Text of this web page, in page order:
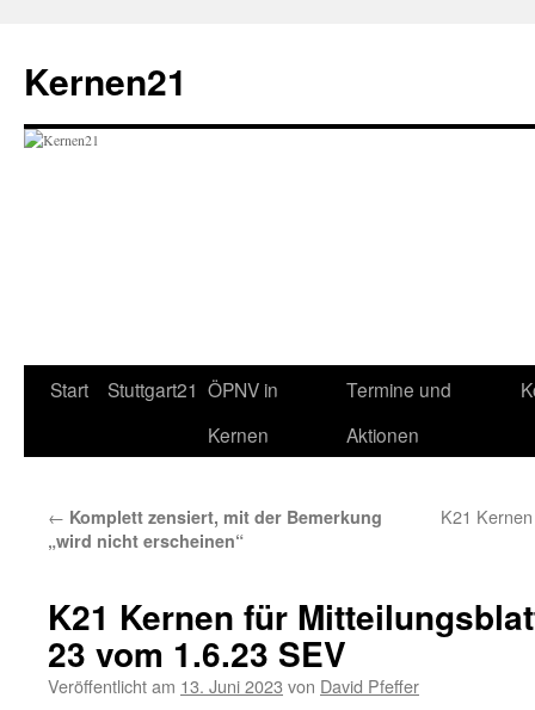
springen
Kernen21
Start Stuttgart21 ÖPNV in
Kernen
Termine und
Aktionen
← Komplett zensiert, mit der Bemerkung
„wird nicht erscheinen“
K21
K21 Kernen für
23 vom 1.6.23 SEV
Veröffentlicht am 13. Juni 2023 von David Pfeffer